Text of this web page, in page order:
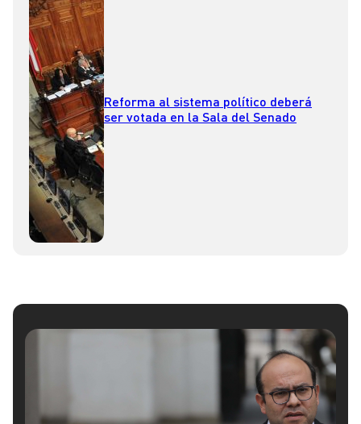
Reforma al sistema político deberá
ser votada en la Sala del Senado